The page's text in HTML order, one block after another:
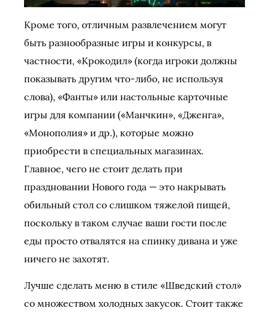
Кроме того, отличным развлечением могут
быть разнообразные игры и конкурсы, в
частности, «Крокодил» (когда игроки должны
показывать другим что-либо, не используя
слова), «Фанты» или настольные карточные
игры для компании («Манчкин», «Дженга»,
«Монополия» и др.), которые можно
приобрести в специальных магазинах.
Главное, чего не стоит делать при
праздновании Нового года — это накрывать
обильный стол со слишком тяжелой пищей,
поскольку в таком случае ваши гости после
еды просто отвалятся на спинку дивана и уже
ничего не захотят.
Лучше сделать меню в стиле «Шведский стол»
со множеством холодных закусок. Стоит также